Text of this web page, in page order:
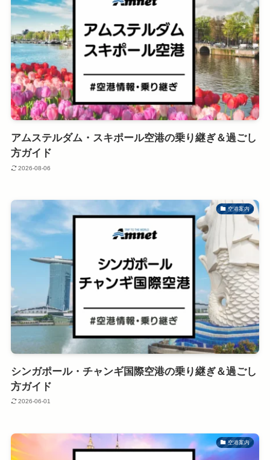
アムステルダム・スキポール空港の乗り継ぎ＆過ごし
方ガイド
2026-08-06
空港案内
シンガポール・チャンギ国際空港の乗り継ぎ＆過ごし
方ガイド
2026-06-01
空港案内